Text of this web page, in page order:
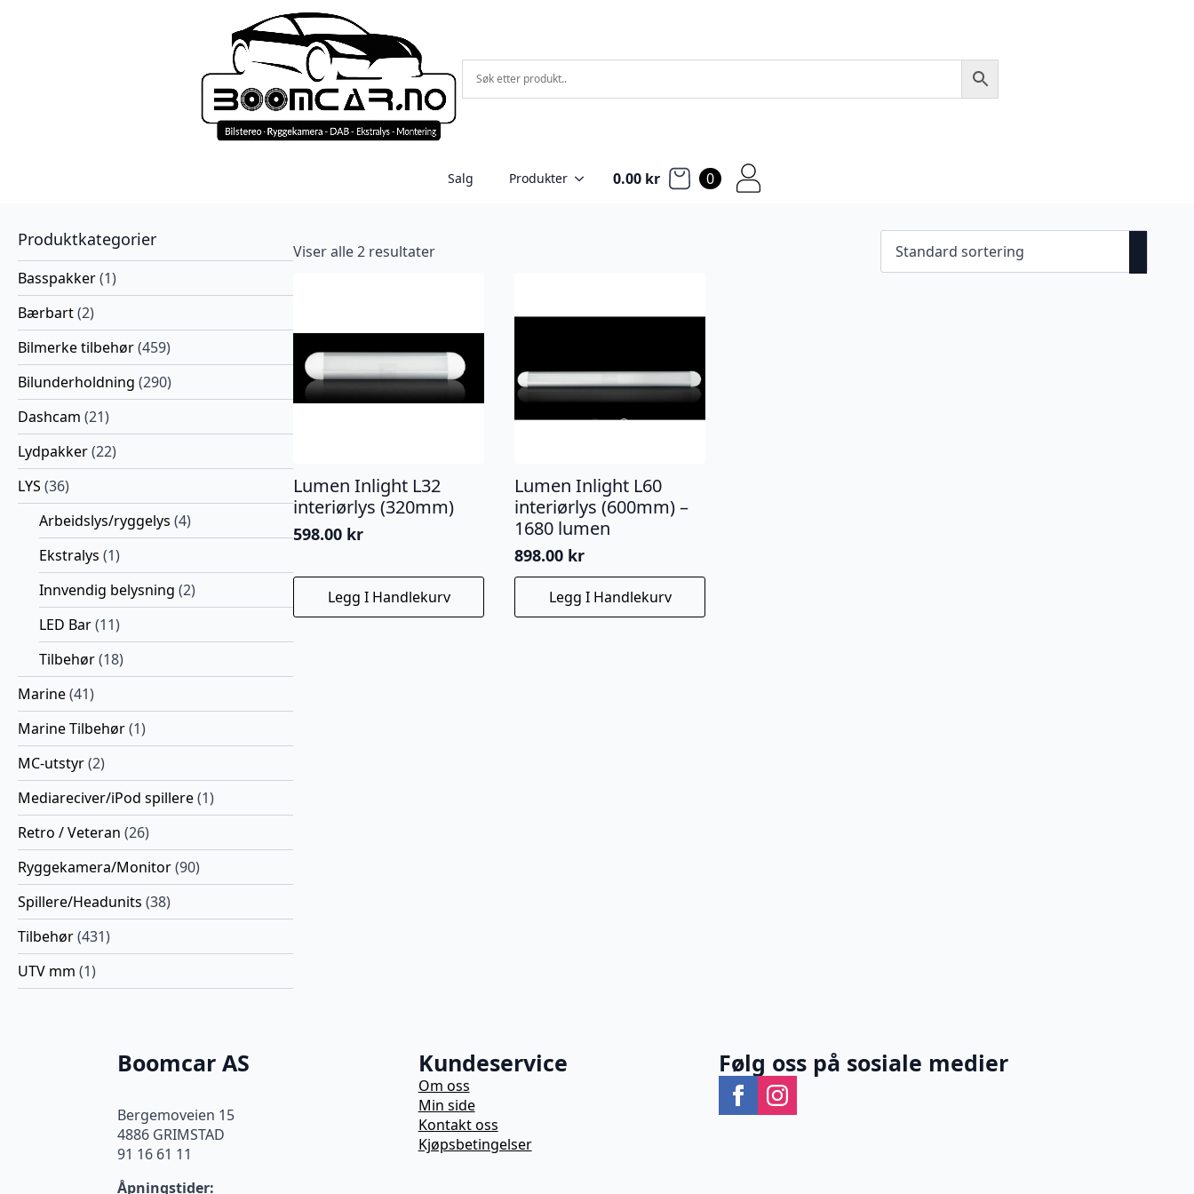
Salg Produkter 0.00 kr 0
Produktkategorier
Basspakker(1)
Bærbart(2)
Bilmerke tilbehør(459)
Bilunderholdning (290)
Dashcam (21)
Lydpakker(22)
LYS (36)
Arbeidslys/ryggelys (4)
Ekstralys (1)
Innvendig belysning (2)
LED Bar(11)
Tilbehør(18)
Marine(41)
Marine Tilbehør(1)
MC-utstyr(2)
Mediareciver/iPod spillere(1)
Retro / Veteran (26)
Ryggekamera/Monitor(90)
Spillere/Headunits (38)
Tilbehør(431)
UTV mm (1)
Viser alle 2 resultater
Lumen Inlight L32
interiørlys (320mm)
598.00 kr
Legg I Handlekurv
Lumen Inlight L60
interiørlys (600mm) –
1680 lumen
898.00 kr
Legg I Handlekurv
Boomcar AS
Bergemoveien 15
4886 GRIMSTAD
91 16 61 11
Åpningstider:
Kundeservice
Om oss
Min side
Kontakt oss
Kjøpsbetingelser
Følg oss på sosiale medier